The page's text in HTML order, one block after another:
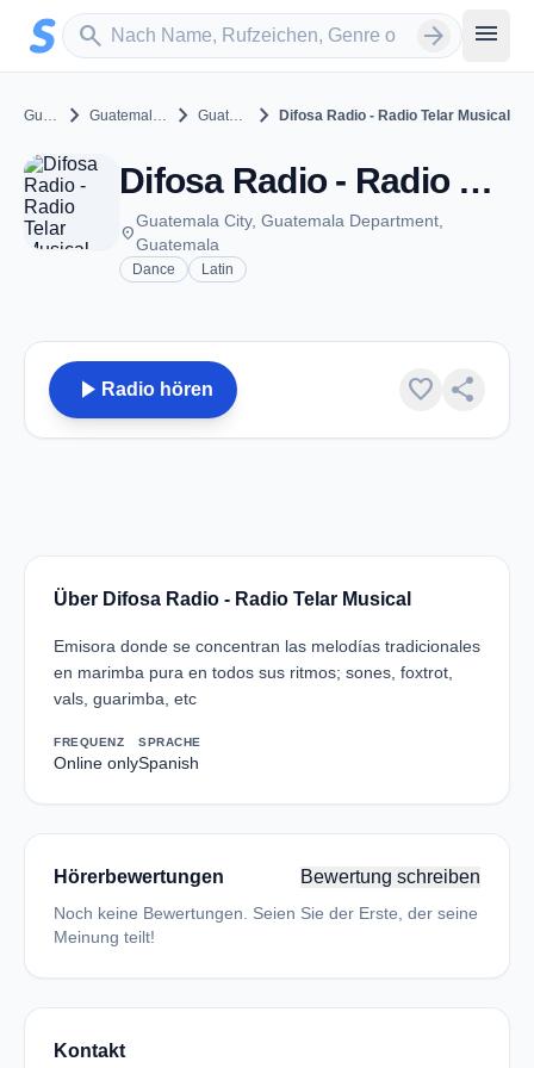
Zum Hauptinhalt springen
search
Sender suchen arrow_forward menu
Guatemala chevron_right Guatemala Department chevron_right Guatemala City chevron_right Difosa Radio - Radio Telar Musical
Difosa Radio - Radio Telar Musical - Guatemala City
place
Guatemala City, Guatemala Department,
Guatemala
Dance Latin
play_arrow Radio hören favorite share
Über Difosa Radio - Radio Telar Musical
Emisora donde se concentran las melodías tradicionales
en marimba pura en todos sus ritmos; sones, foxtrot,
vals, guarimba, etc
FREQUENZ
Online only
SPRACHE
Spanish
Hörerbewertungen Bewertung schreiben
Noch keine Bewertungen. Seien Sie der Erste, der seine
Meinung teilt!
Kontakt